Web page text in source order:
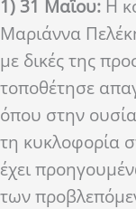
1) 31 Μαΐου: Η
Μαριάννα
με δικές της
τοποθέτησε
όπου στην
τη κυκλοφορία
έχει
των